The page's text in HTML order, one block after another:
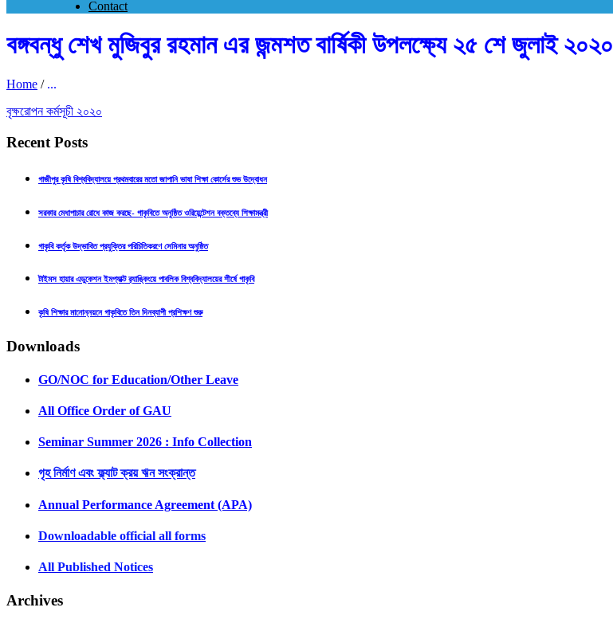
Contact
বঙ্গবন্ধু শেখ মুজিবুর রহমান এর জন্মশত বার্ষিকী উপলক্ষ্যে ২৫ শে জুলাই
Home / ...
বৃক্ষরোপন কর্মসূচী ২০২০
Recent Posts
গাজীপুর কৃষি বিশ্ববিদ্যালয়ে প্রথমবারের মতো জাপানি ভাষা শিক্ষা কোর্সের শুভ উদ্বোধন
সরকার মেধাপাচার রোধে কাজ করছে- গাকৃবিতে অনুষ্ঠিত ওরিয়েন্টেশন বক্তব্যে শিক্ষামন্ত্রী
গাকৃবি কর্তৃক উদ্ভাবিত প্রযুক্তির পরিচিতিকরণে সেমিনার অনুষ্ঠিত
টাইমস হায়ার এডুকেশন ইমপ্যাক্ট র‍্যাঙ্কিংয়ে পাবলিক বিশ্ববিদ্যালয়ের শীর্ষে গাকৃবি
কৃষি শিক্ষার মানোন্নয়নে গাকৃবিতে তিন দিনব্যাপী প্রশিক্ষণ শুরু
Downloads
GO/NOC for Education/Other Leave
All Office Order of GAU
Seminar Summer 2026 : Info Collection
গৃহ নির্মাণ এবং ফ্ল্যাট ক্রয় ঋন সংক্রান্ত
Annual Performance Agreement (APA)
Downloadable official all forms
All Published Notices
Archives